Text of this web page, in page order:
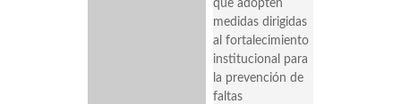
que adopten
medidas dirigidas
al fortalecimiento
institucional para
la prevención de
faltas